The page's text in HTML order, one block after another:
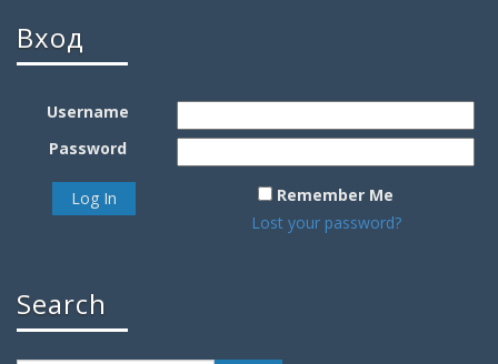
Вход
Username
Password
Remember Me
Lost your password?
Search